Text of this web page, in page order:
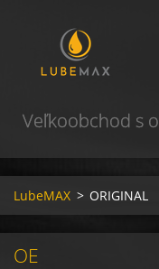
Veľkoobchod s
LubeMAX > ORIGINAL
OE